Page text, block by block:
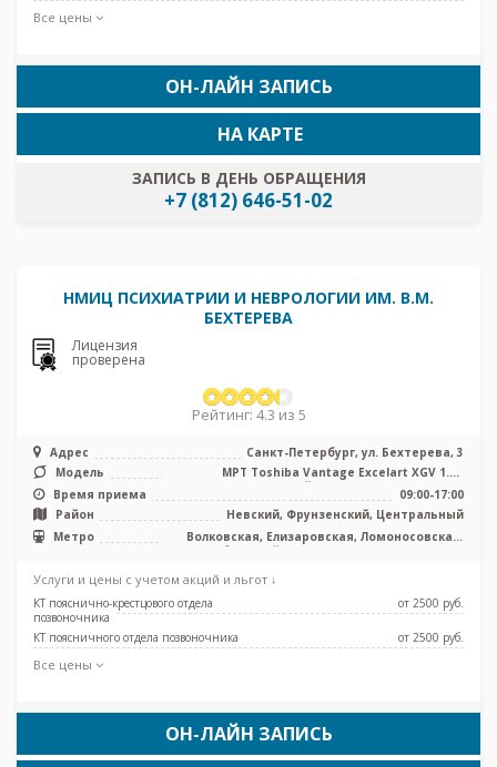
Все цены
ОН-ЛАЙН ЗАПИСЬ
ЗАПИСЬ В ДЕНЬ ОБРАЩЕНИЯ
+7 (812) 646-51-02
НА КАРТЕ
НМИЦ ПСИХИАТРИИ И НЕВРОЛОГИИ ИМ. В.М.
БЕХТЕРЕВА
Лицензия
проверена
Рейтинг: 4.3 из 5
Адрес
Санкт-Петербург, ул. Бехтерева, 3
Модель
МРТ Toshiba Vantage Excelart XGV 1.5T
закрытый тип, КТ Philips BRILLIA ...
Время приема
09:00-17:00
Район
Невский, Фрунзенский, Центральный
Метро
Волковская, Елизаровская, Ломоносовская,
Обводный канал, Площадь Александра
Услуги и цены с учетом акций и льгот ↓
КТ пояснично-крестцового отдела
позвоночника
от 2500 pуб.
КТ поясничного отдела позвоночника от 2500 pуб.
Все цены
ОН-ЛАЙН ЗАПИСЬ